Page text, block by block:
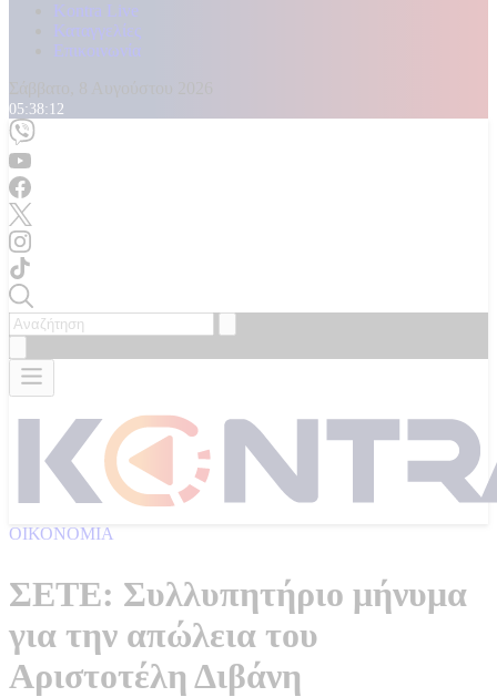
Kontra Live
Καταγγελίες
Επικοινωνία
05:38:14
ΟΙΚΟΝΟΜΙΑ
ΣΕΤΕ: Συλλυπητήριο μήνυμα
για την απώλεια του
Αριστοτέλη Διβάνη